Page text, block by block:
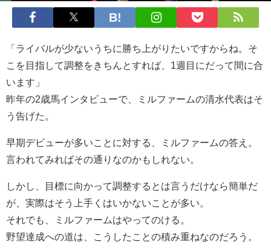
「ライバルが少ないうちに勝ち上がりたいですからね。そ
こを目指して調整をきちんとすれば、1週目にだって間に合
います」
昨年の2歳馬インタビューで、ミルファームの清水代表はそ
う告げた。
早期デビューが多いことに対する、ミルファームの答え。
言われてみればその通りなのかもしれない。
しかし、目標に向かって調整するとは言うだけなら簡単だ
が、実際はそう上手くはいかないことが多い。
それでも、ミルファームはやってのける。
野望達成への道は、こうしたことの積み重ねなのだろう。